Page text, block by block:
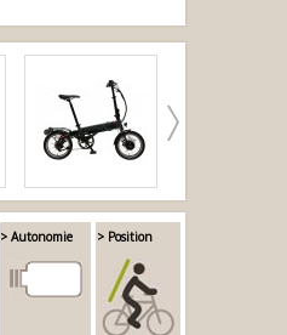
> Autonomie > Position